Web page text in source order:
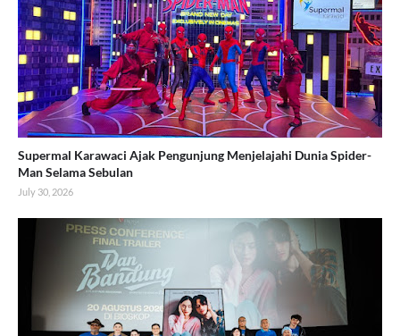
Supermal Karawaci Ajak Pengunjung Menjelajahi Dunia Spider-
Man Selama Sebulan
July 30, 2026